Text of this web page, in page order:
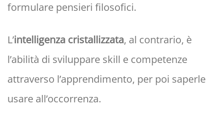
formulare pensieri filosofici.
L’intelligenza cristallizzata, al contrario, è
l’abilità di sviluppare skill e competenze
attraverso l’apprendimento, per poi saperle
usare all’occorrenza.